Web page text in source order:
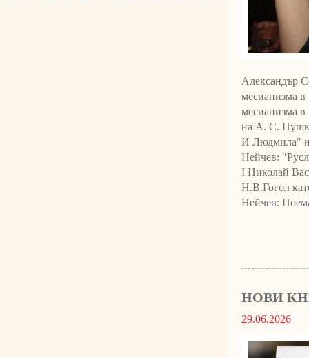
Александър
месианизма
месианизма
на А. С.
И Людмила"
Нейчев:
I Николай
Н.В.Гогол
Нейчев:
НОВИ
29.06.2026